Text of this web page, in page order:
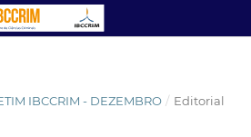
IBCCRIM - DEZEMBRO / Editorial